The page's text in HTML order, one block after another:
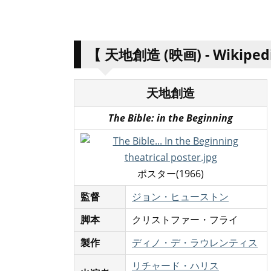
【 天地創造 (映画) -
天地創造
The Bible: in the Beginning
ポスター(1966)
監督
ジョン・ヒューストン
脚本
クリストファー・フライ
製作
ディノ・デ・ラウレンティス
リチャード・ハリス